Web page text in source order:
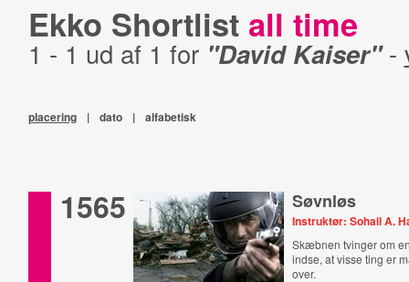
Ekko Shortlist all time
1 - 1 ud af 1 for "David Kaiser"-
placering | dato | alfabetisk
1565 Søvnløs
Instruktør: Sohail A.
Skæbnen tvinger om
indse, at visse ting er
over.